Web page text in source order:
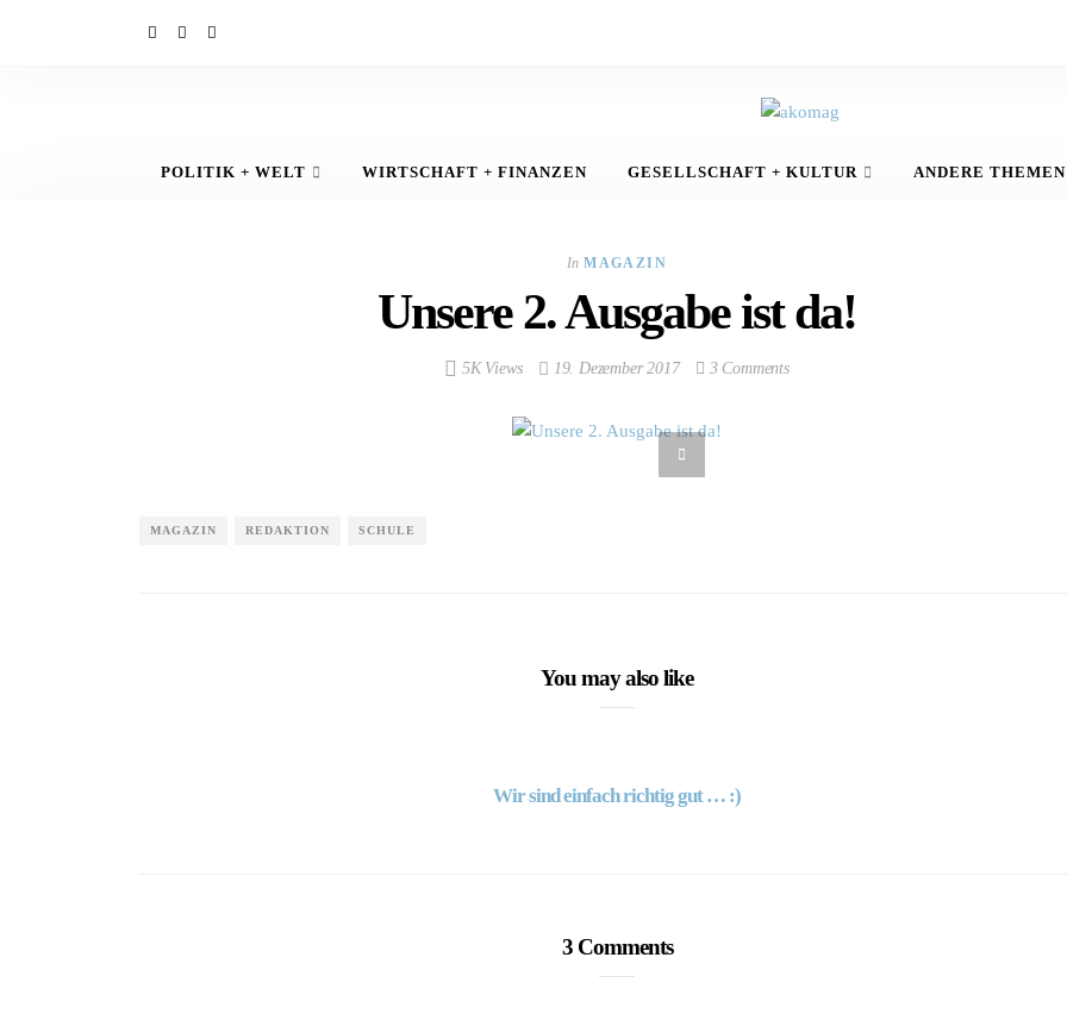
POLITIK + WELT WIRTSCHAFT + FINANZEN GESELLSCHAFT + KULTUR ANDERE THEMEN
In MAGAZIN
Unsere 2. Ausgabe ist da!
5K Views 19. Dezember 2017 3 Comments
MAGAZIN REDAKTION SCHULE
You may also like
Wir sind einfach richtig gut … :)
3 Comments